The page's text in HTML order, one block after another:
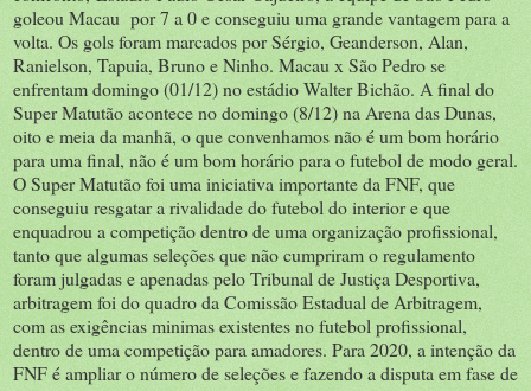
goleou Macau por 7 a 0 e conseguiu uma grande vantagem para a
volta. Os gols foram marcados por Sérgio, Geanderson, Alan,
Ranielson, Tapuia, Bruno e Ninho. Macau x São Pedro se
enfrentam domingo (01/12) no estádio Walter Bichão. A final do
Super Matutão acontece no domingo (8/12) na Arena das Dunas,
oito e meia da manhã, o que convenhamos não é um bom horário
para uma final, não é um bom horário para o futebol de modo geral.
O Super Matutão foi uma iniciativa importante da FNF, que
conseguiu resgatar a rivalidade do futebol do interior e que
enquadrou a competição dentro de uma organização profissional,
tanto que algumas seleções que não cumpriram o regulamento
foram julgadas e apenadas pelo Tribunal de Justiça Desportiva,
arbitragem foi do quadro da Comissão Estadual de Arbitragem,
com as exigências minimas existentes no futebol profissional,
dentro de uma competição para amadores. Para 2020, a intenção da
FNF é ampliar o número de seleções e fazendo a disputa em fase de